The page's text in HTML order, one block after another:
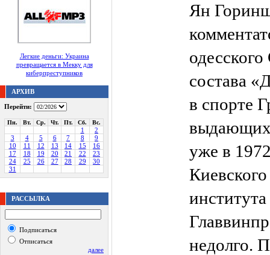
Легкие деньги: Украина
превращается в Мекку для
киберпреступников
АРХИВ
Перейти:
Пн. Вт. Ср. Чт. Пт. Сб. Вс.
1
2
3
4 5 6 7 8
9
10
11 12 13 14 15
16
17
18 19 20 21 22
23
24
25 26 27 28 29
30
31
РАССЫЛКА
Подписаться
Отписаться
далее
Ян
состава
в спорте
уже в
недолго.